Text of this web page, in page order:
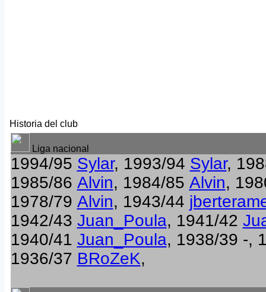
Historia del club
Liga nacional
1994/95 Sylar, 1993/94 Sylar,
1985/86 Alvin, 1984/85 Alvin,
1978/79 Alvin, 1943/44
1942/43 Juan_Poula, 1941/42
1940/41 Juan_Poula, 1938/39 -,
1936/37 BRoZeK,